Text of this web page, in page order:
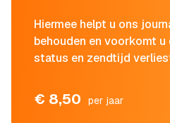
Hiermee helpt u ons
behouden en voorkomt
status en zendtijd
€ 8,50 per jaar